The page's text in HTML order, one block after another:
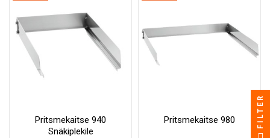
Pritsmekaitse 940
Snäkiplekile
Pritsmekaitse 980 FILTER